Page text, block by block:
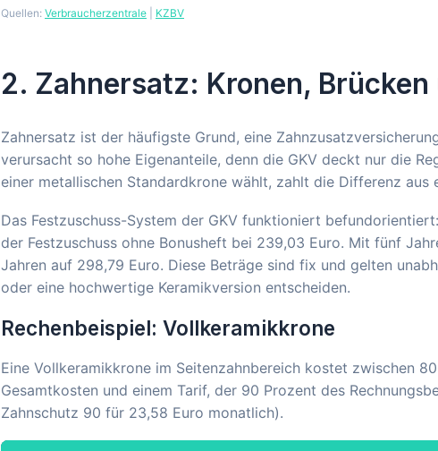
Quellen: Verbraucherzentrale KZBV
2. Zahnersatz: Kronen, Brücken
Zahnersatz ist der häufigste Grund, eine
verursacht so hohe Eigenanteile, denn die GKV deckt nur die
einer metallischen Standardkrone wählt, zahlt die Differenz aus
Das Festzuschuss-System der GKV funktioniert
der Festzuschuss ohne Bonusheft bei 239,03 Euro. Mit fünf
Jahren auf 298,79 Euro. Diese Beträge sind fix und gelten
oder eine hochwertige Keramikversion entscheiden.
Rechenbeispiel: Vollkeramikkrone
Eine Vollkeramikkrone im Seitenzahnbereich kostet zwischen
Gesamtkosten und einem Tarif, der 90 Prozent des
Zahnschutz 90 für 23,58 Euro monatlich).